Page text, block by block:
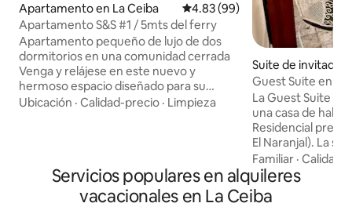
Apartamento en La Ceiba Calificación promedio: 4.83 de
4.83 (99)
Apartamento S&S #1 / 5mts del ferry
Apartamento pequeño de lujo de dos
dormitorios en una comunidad cerrada
Venga y relájese en este nuevo y
hermoso espacio diseñado para su
comodidad y conveniencia. El
Comunidad cerrada segura y tranquila
Para hacer el check-in, todos los
huéspedes adultos deben presentar un
Ubicación · Calidad-precio · Limpieza
Suite de invitados
ba
Guest Suite en
La Guest Suite
una casa de
Residencial
El Naranjal). La
del mismo
independiente de
alojamiento
acojeder,
Familiar ·Calidad-
Servicios populares en alquileres
vacacionales en La Ceiba